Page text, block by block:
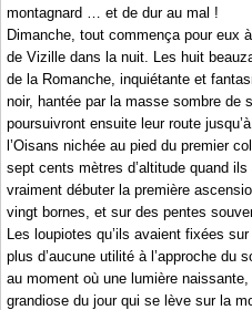
montagnard … et de dur au mal !
Dimanche, tout commença pour eux
de Vizille dans la nuit. Les huit
de la Romanche, inquiétante et
noir, hantée par la masse sombre de
poursuivront ensuite leur route
l’Oisans nichée au pied du premier
sept cents mètres d’altitude quand
vraiment débuter la première
vingt bornes, et sur des pentes
Les loupiotes qu’ils avaient fixées
plus d’aucune utilité à l’approche du
au moment où une lumière
grandiose du jour qui se lève sur la